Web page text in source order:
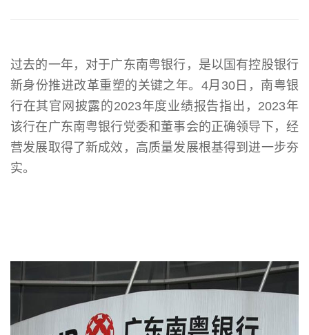
过去的一年，对于广东南粤银行，是以国有控股银行
新身份推进改革重塑的关键之年。4月30日，南粤银
行在其官网披露的2023年度业绩报告指出，2023年
该行在广东南粤银行党委和董事会的正确领导下，经
营发展取得了新成效，高质量发展根基得到进一步夯
实。